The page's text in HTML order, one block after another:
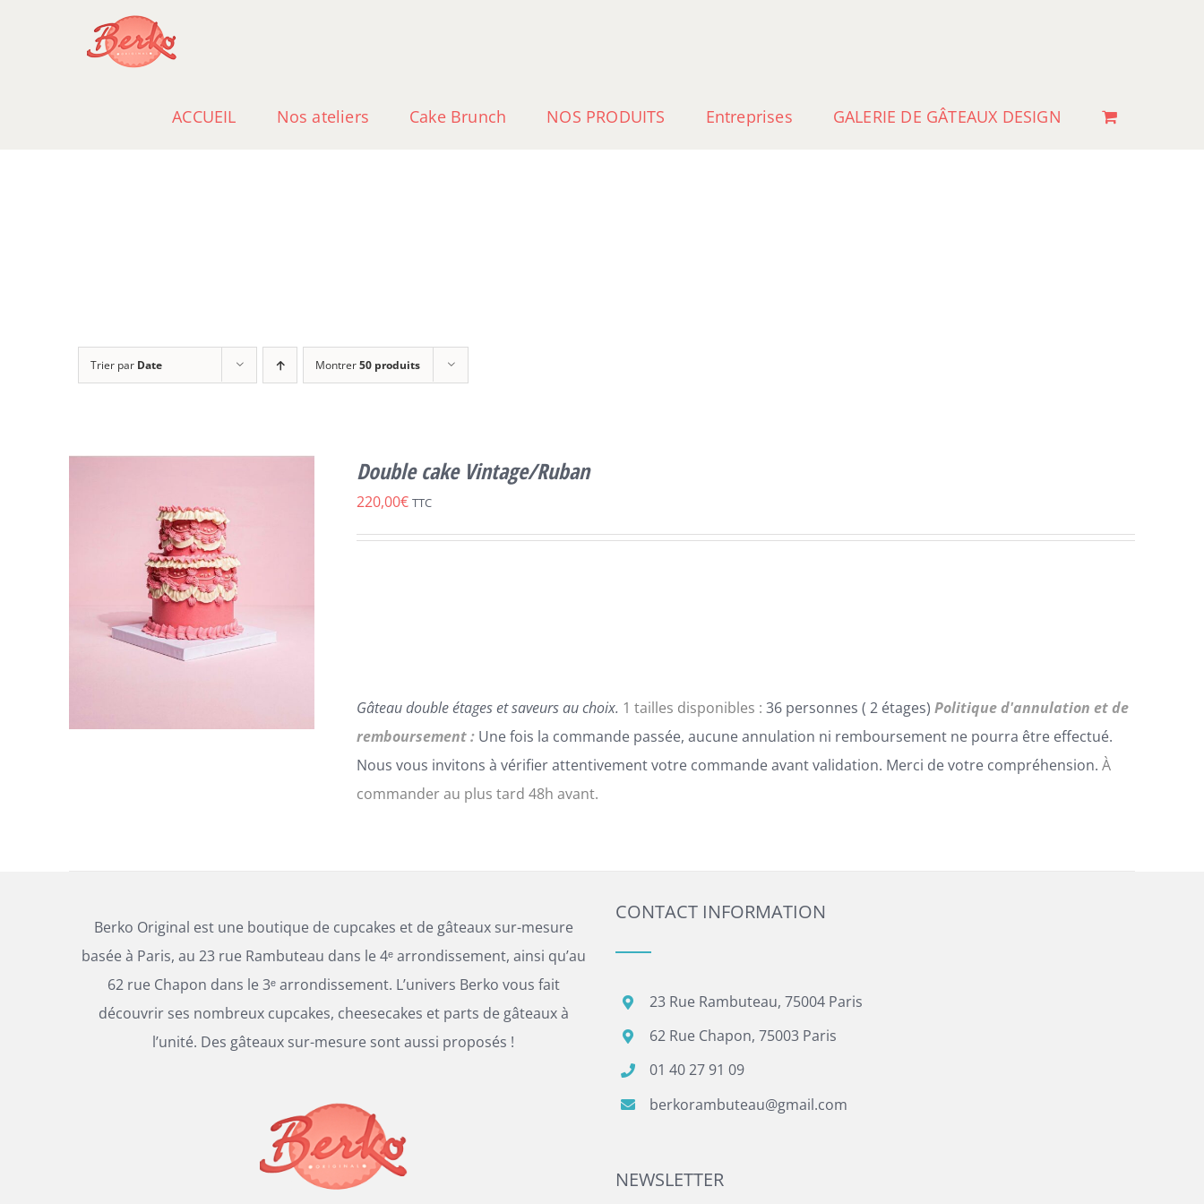
ACCUEIL Nos ateliers Cake Brunch NOS PRODUITS Entreprises GALERIE DE GÂTEAUX DESIGN
Trier par Date Montrer50 produits
PLUSIEURS
VARIATIONS.
LES
OPTIONS
PEUVENT
CHOISIES
Double cake Vintage/Ruban
220,00€ TTC
Gâteau double étages et saveurs au choix. 1 tailles disponibles : 36 personnes ( 2 étages)Politique d'annulation et de
remboursement : Une fois la commande passée, aucune annulation ni remboursement ne pourra être effectué.
Nous vous invitons à vérifier attentivement votre commande avant validation. Merci de votre compréhension.À
commander au plus tard 48h avant.
Berko Original est une boutique de cupcakes et de gâteaux sur-mesure
basée à Paris, au 23 rue Rambuteau dans le 4ᵉ arrondissement, ainsi qu’au
62 rue Chapon dans le 3ᵉ arrondissement. L’univers Berko vous fait
découvrir ses nombreux cupcakes, cheesecakes et parts de gâteaux à
l’unité. Des gâteaux sur-mesure sont aussi proposés !
CONTACT INFORMATION
23 Rue Rambuteau, 75004 Paris
62 Rue Chapon, 75003 Paris
01 40 27 91 09
berkorambuteau@gmail.com
NEWSLETTER